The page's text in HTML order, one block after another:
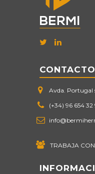
CONTACTO
Avda. Portugal
(+34) 96 654 32
TRABAJA